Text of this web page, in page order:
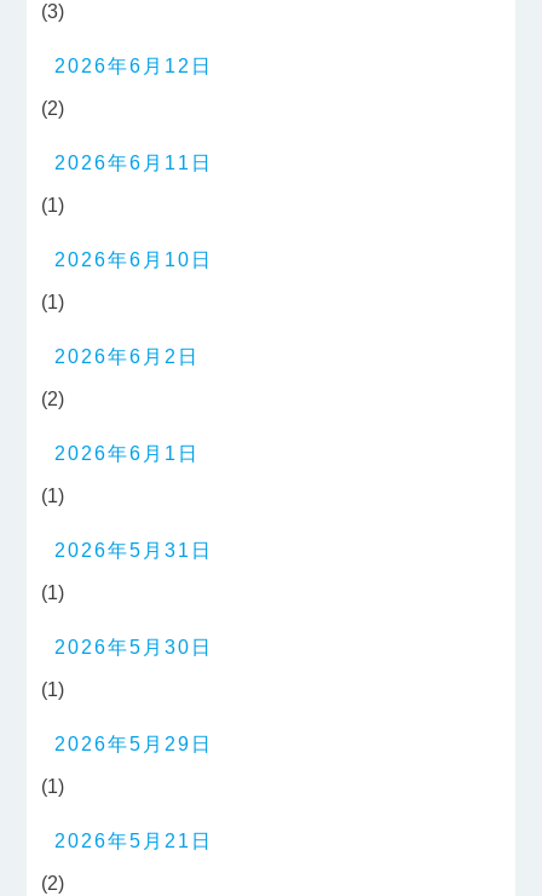
(3)
2026年6月12日
(2)
2026年6月11日
(1)
2026年6月10日
(1)
2026年6月2日
(2)
2026年6月1日
(1)
2026年5月31日
(1)
2026年5月30日
(1)
2026年5月29日
(1)
2026年5月21日
(2)